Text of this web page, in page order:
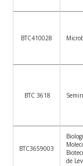
BTC410028
BTC 3618
BTC3659003
de